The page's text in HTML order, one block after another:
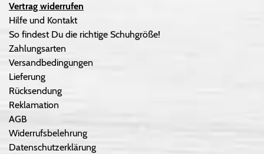
Vertrag widerrufen
Hilfe und Kontakt
So findest Du die richtige Schuhgröße!
Zahlungsarten
Versandbedingungen
Lieferung
Rücksendung
Reklamation
AGB
Widerrufsbelehrung
Datenschutzerklärung